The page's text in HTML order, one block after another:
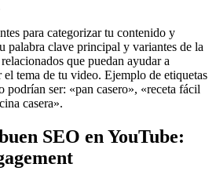
para categorizar tu contenido y
palabra clave principal y variantes de la
que puedan ayudar a
tema de tu video. Ejemplo de etiquetas
podrían ser: «pan casero», «receta fácil
casera».
SEO en YouTube: